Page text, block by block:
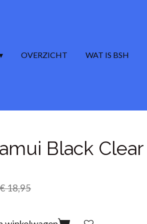
OVERZICHT WAT IS BSH
Black Clear
€ 18,95